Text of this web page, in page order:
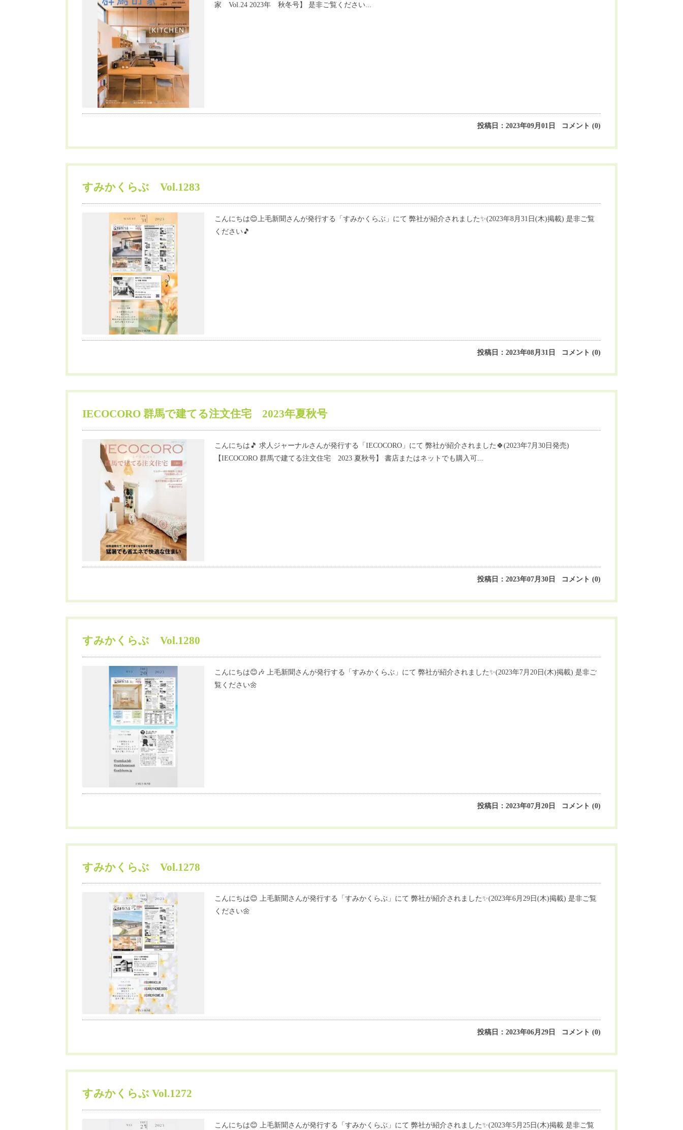
家 Vol.24 2023年 秋冬号】 是非ご覧ください...
投稿日：2023年09月01日 コメント (0)
すみかくらぶ Vol.1283
こんにちは😊上毛新聞さんが発行する「すみかくらぶ」にて 弊社が紹介されました✨(2023年8月31日(木)掲載) 是非ご覧
ください🎵
投稿日：2023年08月31日 コメント (0)
IECOCORO 群馬で建てる注文住宅 2023年夏秋号
こんにちは🎵 求人ジャーナルさんが発行する「IECOCORO」にて 弊社が紹介されました🍀(2023年7月30日発売)
【IECOCORO 群馬で建てる注文住宅 2023 夏秋号】 書店またはネットでも購入可...
投稿日：2023年07月30日 コメント (0)
すみかくらぶ Vol.1280
こんにちは😊🎶 上毛新聞さんが発行する「すみかくらぶ」にて 弊社が紹介されました✨(2023年7月20日(木)掲載) 是非ご
覧ください🌼
投稿日：2023年07月20日 コメント (0)
すみかくらぶ Vol.1278
こんにちは😊 上毛新聞さんが発行する「すみかくらぶ」にて 弊社が紹介されました✨(2023年6月29日(木)掲載) 是非ご覧
ください🌼
投稿日：2023年06月29日 コメント (0)
すみかくらぶ Vol.1272
こんにちは😊 上毛新聞さんが発行する「すみかくらぶ」にて 弊社が紹介されました✨(2023年5月25日(木)掲載 是非ご覧